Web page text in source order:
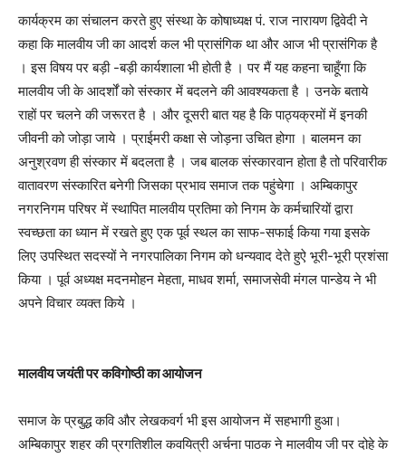
कार्यक्रम का संचालन करते हुए संस्था के कोषाध्यक्ष पं. राज नारायण द्विवेदी ने
कहा कि मालवीय जी का आदर्श कल भी प्रासंगिक था और आज भी प्रासंगिक है
। इस विषय पर बड़ी -बड़ी कार्यशाला भी होती है । पर मैं यह कहना चाहूँगा कि
मालवीय जी के आदर्शों को संस्कार में बदलने की आवश्यकता है । उनके बताये
राहों पर चलने की जरूरत है । और दूसरी बात यह है कि पाठ्यक्रमों में इनकी
जीवनी को जोड़ा जाये । प्राईमरी कक्षा से जोड़ना उचित होगा । बालमन का
अनुश्रवण ही संस्कार में बदलता है । जब बालक संस्कारवान होता है तो परिवारीक
वातावरण संस्कारित बनेगी जिसका प्रभाव समाज तक पहुंचेगा । अम्बिकापुर
नगरनिगम परिषर में स्थापित मालवीय प्रतिमा को निगम के कर्मचारियों द्वारा
स्वच्छता का ध्यान में रखते हुए एक पूर्व स्थल का साफ-सफाई किया गया इसके
लिए उपस्थित सदस्यों ने नगरपालिका निगम को धन्यवाद देते हुऐ भूरी-भूरी प्रशंसा
किया । पूर्व अध्यक्ष मदनमोहन मेहता, माधव शर्मा, समाजसेवी मंगल पान्डेय ने भी
अपने विचार व्यक्त किये ।
मालवीय जयंती पर कविगोष्ठी का आयोजन
समाज के प्रबुद्ध कवि और लेखकवर्ग भी इस आयोजन में सहभागी हुआ।
अम्बिकापुर शहर की प्रगतिशील कवयित्री अर्चना पाठक ने मालवीय जी पर दोहे के